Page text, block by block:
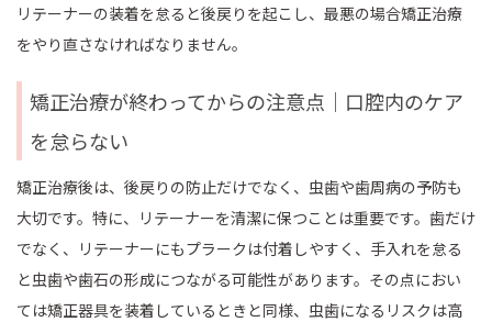
リテーナーの装着を怠ると後戻りを起こし、最悪の場合矯正治療
をやり直さなければなりません。
矯正治療が終わってからの注意点｜口腔内のケア
を怠らない
矯正治療後は、後戻りの防止だけでなく、虫歯や歯周病の予防も
大切です。特に、リテーナーを清潔に保つことは重要です。歯だけ
でなく、リテーナーにもプラークは付着しやすく、手入れを怠る
と虫歯や歯石の形成につながる可能性があります。その点におい
ては矯正器具を装着しているときと同様、虫歯になるリスクは高